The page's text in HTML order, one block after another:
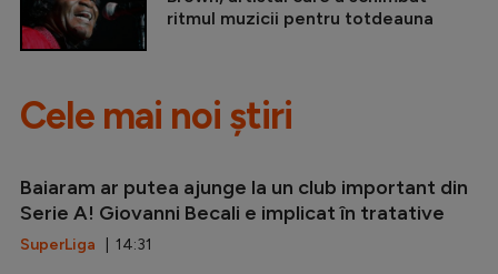
ritmul muzicii pentru totdeauna
Cele mai noi știri
Baiaram ar putea ajunge la un club important din
Serie A! Giovanni Becali e implicat în tratative
SuperLiga | 14:31